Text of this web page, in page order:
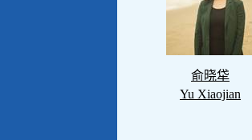
俞晓牮
Yu Xiaojian